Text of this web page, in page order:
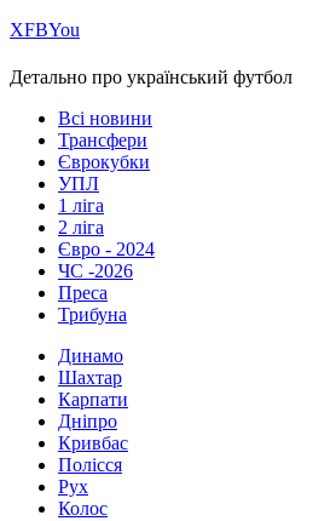
ХFBYou
Детально про український футбол
Всі новини
Трансфери
Єврокубки
УПЛ
1 ліга
2 ліга
Євро - 2024
ЧС -2026
Преса
Трибуна
Динамо
Шахтар
Карпати
Дніпро
Кривбас
Полісся
Рух
Колос